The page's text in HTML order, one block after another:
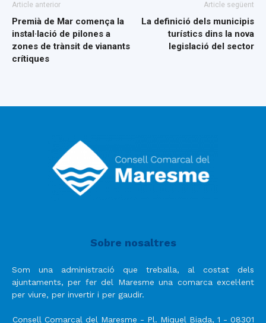
Article anterior
Premià de Mar comença la
instal·lació de pilones a
zones de trànsit de vianants
crítiques
Article següent
La definició dels municipis
turístics dins la nova
legislació del sector
Sobre nosaltres
Som una administració que treballa, al costat dels
ajuntaments, per fer del Maresme una comarca excel·lent
per viure, per invertir i per gaudir.
Consell Comarcal del Maresme - Pl. Miquel Biada, 1 - 08301